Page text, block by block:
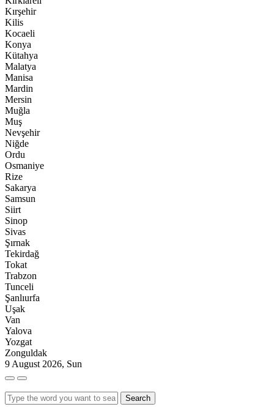
Kırşehir
Kilis
Kocaeli
Konya
Kütahya
Malatya
Manisa
Mardin
Mersin
Muğla
Muş
Nevşehir
Niğde
Ordu
Osmaniye
Rize
Sakarya
Samsun
Siirt
Sinop
Sivas
Şırnak
Tekirdağ
Tokat
Trabzon
Tunceli
Şanlıurfa
Uşak
Van
Yalova
Yozgat
Zonguldak
9 August 2026, Sun
Search